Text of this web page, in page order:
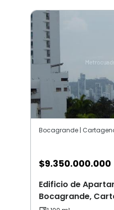
Bocagrande |
$9.350.000.000
Edificio de
Bocagrande,